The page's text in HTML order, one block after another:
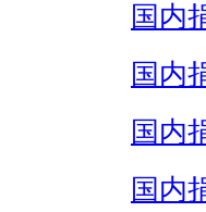
国内
国内
国内
国内